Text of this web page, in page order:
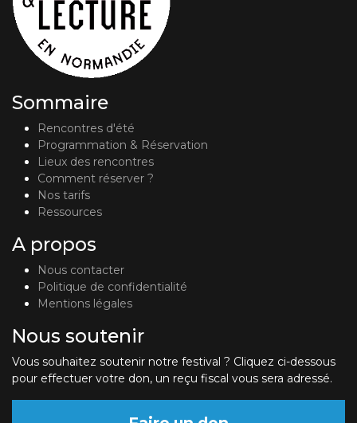
Sommaire
Rencontres d'été
Programmation & Réservation
Lieux des rencontres
Comment réserver ?
Nos tarifs
Ressources
A propos
Nous contacter
Politique de confidentialité
Mentions légales
Nous soutenir
Vous souhaitez soutenir notre festival ? Cliquez ci-dessous
pour effectuer votre don, un reçu fiscal vous sera adressé.